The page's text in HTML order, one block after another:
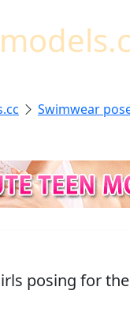
Swimwear
posing for